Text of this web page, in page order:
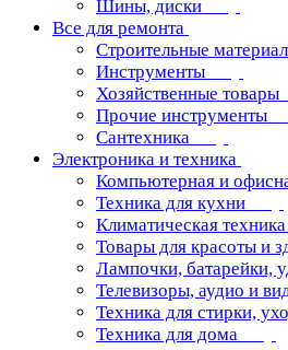
Шины, диски
Все для ремонта
Строительные
Инструменты
Хозяйственные товары
Прочие инструменты
Сантехника
Электроника и техника
Компьютерная и
Техника для кухни
Климатическая техника
Товары для красоты и
Лампочки, батарейки,
Телевизоры, аудио и
Техника для стирки,
Техника для дома